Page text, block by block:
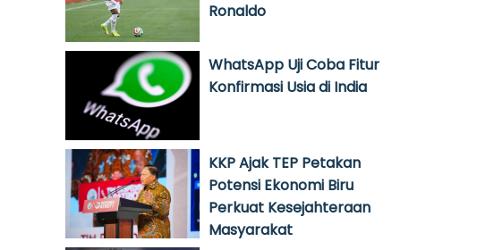
Ronaldo
WhatsApp Uji Coba Fitur
Konfirmasi Usia di India
KKP Ajak TEP Petakan
Potensi Ekonomi Biru
Perkuat Kesejahteraan
Masyarakat